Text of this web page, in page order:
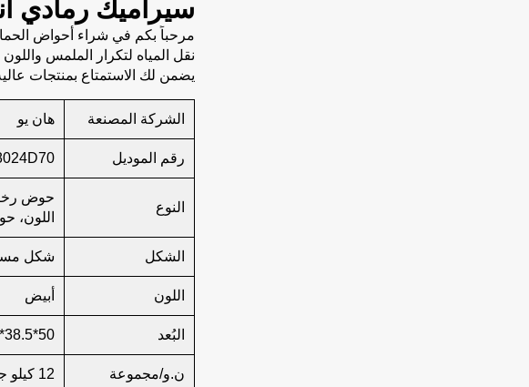
سيراميك رمادي
مرحباً بكم في شراء أحواض الحمام
نقل المياه لتكرار الملمس
يضمن لك الاستمتاع بمنتجات
الشركة المصنعة هان يو
رقم الموديل
النوع
حوض
اللون،
الشكل شكل
اللون أبيض
البُعد 50*38.5*13
ن.و/مجموعة 12 كيلو جرام/قطعة واحدة